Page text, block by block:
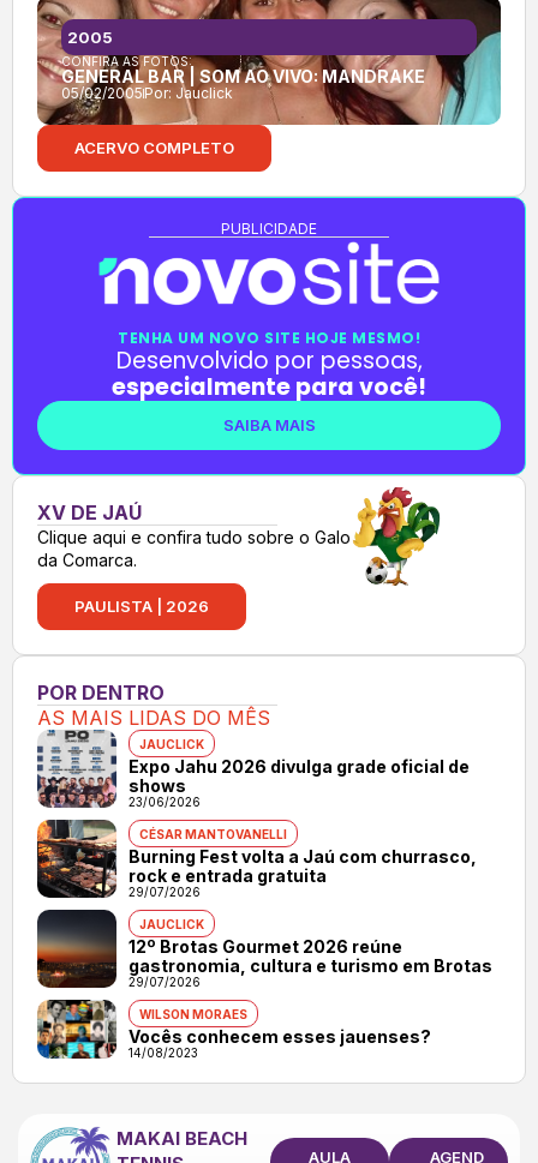
CONFIRA AS FOTOS:
GENERAL BAR | SOM AO VIVO: MANDRAKE
05/02/2005 Por: Jauclick
2005
ACERVO COMPLETO
PUBLICIDADE
TENHA UM NOVO SITE HOJE MESMO!
Desenvolvido por pessoas,
especialmente para você!
SAIBA MAIS
XV DE JAÚ
Clique aqui e confira tudo sobre o Galo
da Comarca.
PAULISTA | 2026
POR DENTRO
AS MAIS LIDAS DO MÊS
JAUCLICK
Expo Jahu 2026 divulga grade oficial de
shows
23/06/2026
CÉSAR MANTOVANELLI
Burning Fest volta a Jaú com churrasco,
rock e entrada gratuita
29/07/2026
JAUCLICK
12º Brotas Gourmet 2026 reúne
gastronomia, cultura e turismo em Brotas
29/07/2026
WILSON MORAES
Vocês conhecem esses jauenses?
14/08/2023
MAKAI BEACH
AULA
AGEND